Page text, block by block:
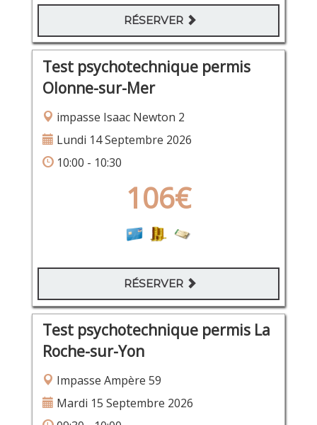
RÉSERVER
Test psychotechnique permis
Olonne-sur-Mer
impasse Isaac Newton 2
Lundi 14 Septembre 2026
10:00 - 10:30
106€
RÉSERVER
Test psychotechnique permis La
Roche-sur-Yon
Impasse Ampère 59
Mardi 15 Septembre 2026